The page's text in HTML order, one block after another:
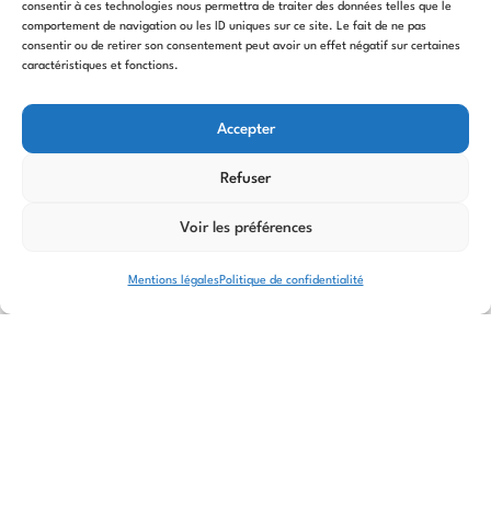
consentir à ces technologies nous permettra de traiter des données telles que le
comportement de navigation ou les ID uniques sur ce site. Le fait de ne pas
consentir ou de retirer son consentement peut avoir un effet négatif sur certaines
caractéristiques et fonctions.
Accepter
Refuser
Voir les préférences
Mentions légalesPolitique de confidentialité
📩 Renseignements et inscriptions :